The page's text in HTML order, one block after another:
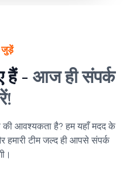
जुड़ें
हैं - आज ही संपर्क
की आवश्यकता है? हम यहाँ मदद के
टीम जल्द ही आपसे संपर्क